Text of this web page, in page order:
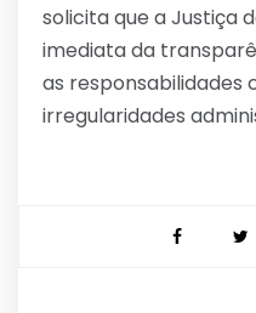
solicita que a Justiça
imediata da
as responsabilidades
irregularidades